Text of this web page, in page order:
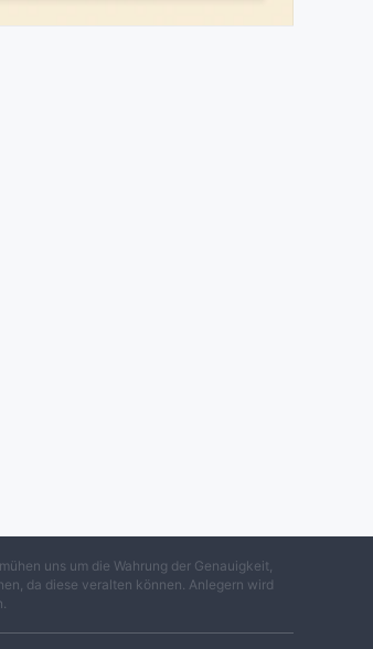
uns um die Wahrung der Genauigkeit,
da diese veralten können. Anlegern wird